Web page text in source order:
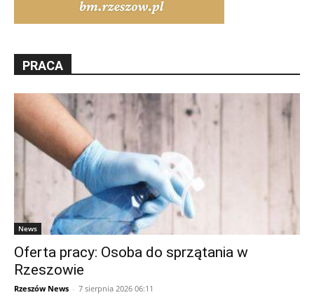
PRACA
News
Oferta pracy: Osoba do sprzątania w
Rzeszowie
Rzeszów News - 7 sierpnia 2026 06:11